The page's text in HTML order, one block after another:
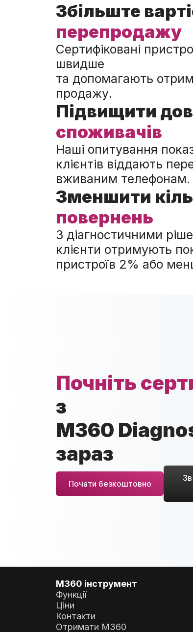
Збільште
перепродажу
Сертифіковані
швидше
та допомагають
продажу.
Підвищити
споживачів
Наші опитування
клієнтів віддають
вживаним телефонам.
Зменшити
повернень
З діагностичними
клієнти отримують
пристроїв 2% або
Почніть
з
M360
зараз
Почати безкоштовно
M360 інструмент
Функції
Ціни
Контакти
Отримати M360